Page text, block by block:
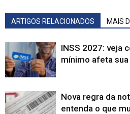
ARTIGOS RELACIONADOS MAIS
INSS 2027: veja
mínimo afeta
Nova regra da
entenda o que